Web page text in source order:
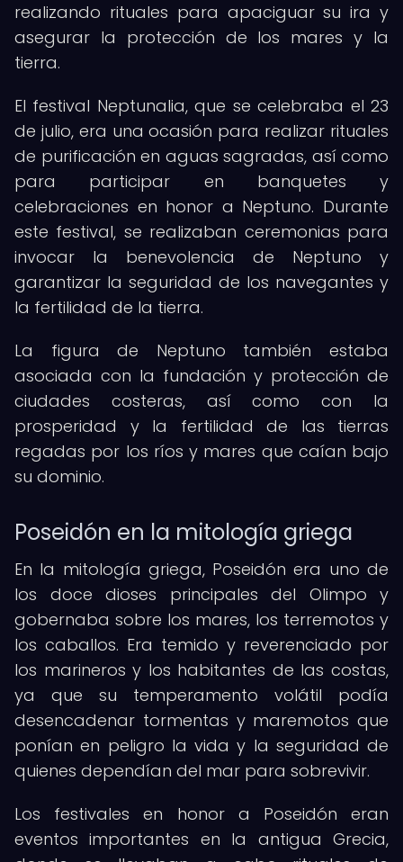
realizando rituales para apaciguar su ira y
asegurar la protección de los mares y la
tierra.
El festival Neptunalia, que se celebraba el 23
de julio, era una ocasión para realizar rituales
de purificación en aguas sagradas, así como
para participar en banquetes y
celebraciones en honor a Neptuno. Durante
este festival, se realizaban ceremonias para
invocar la benevolencia de Neptuno y
garantizar la seguridad de los navegantes y
la fertilidad de la tierra.
La figura de Neptuno también estaba
asociada con la fundación y protección de
ciudades costeras, así como con la
prosperidad y la fertilidad de las tierras
regadas por los ríos y mares que caían bajo
su dominio.
Poseidón en la mitología griega
En la mitología griega, Poseidón era uno de
los doce dioses principales del Olimpo y
gobernaba sobre los mares, los terremotos y
los caballos. Era temido y reverenciado por
los marineros y los habitantes de las costas,
ya que su temperamento volátil podía
desencadenar tormentas y maremotos que
ponían en peligro la vida y la seguridad de
quienes dependían del mar para sobrevivir.
Los festivales en honor a Poseidón eran
eventos importantes en la antigua Grecia,